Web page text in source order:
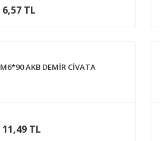
6,57 TL
M6*90 AKB DEMİR CİVATA
11,49 TL